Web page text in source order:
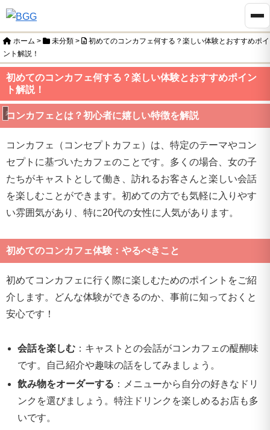
ホーム > 未分類 >
初めてのコンカフェ何する？楽しい体験とおすすめポイ
ント解説！
初めてのコンカフェ何する？楽しい体験とおすすめポイン
ト解説！
未分類
コンカフェとは？初心者に嬉しい特徴を解説
コンカフェ（コンセプトカフェ）は、特定のテーマやコン
セプトに基づいたカフェのことです。多くの場合、女の子
たちがキャストとして働き、訪れるお客さんと楽しい会話
を楽しむことができます。初めての方でも気軽に入りやす
い雰囲気があり、特に20代の女性に人気があります。
初めてのコンカフェ体験：やるべきこと
初めてコンカフェに行く際に楽しむためのポイントをご紹
介します。どんな体験ができるのか、事前に知っておくと
安心です！
会話を楽しむ ：キャストとの会話がコンカフェの醍醐味
です。自己紹介や趣味の話をしてみましょう。
飲み物をオーダーする ：メニューから自分の好きなドリ
ンクを選びましょう。特注ドリンクを楽しめるお店も多
いです。